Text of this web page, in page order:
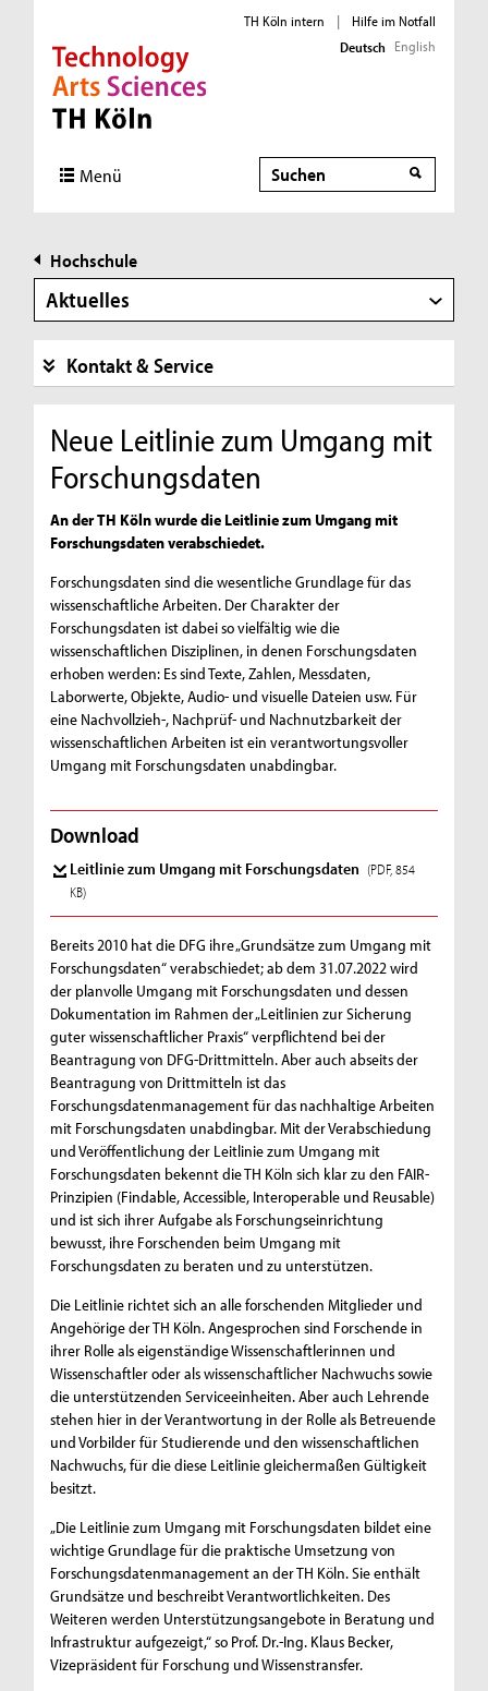
Direkt zur Hauptnavigation
Direkt zur Subnavigation
Direkt zum Inhalt
Direkt zum Fußbereich
TH Köln intern |
Hilfe im Notfall
Deutsch English
Menü Suche
Hochschule
Aktuelles
Kontakt & Service
Neue Leitlinie zum Umgang mit
Forschungsdaten
An der TH Köln wurde die Leitlinie zum Umgang mit
Forschungsdaten verabschiedet.
Forschungsdaten sind die wesentliche Grundlage für das
wissenschaftliche Arbeiten. Der Charakter der
Forschungsdaten ist dabei so vielfältig wie die
wissenschaftlichen Disziplinen, in denen Forschungsdaten
erhoben werden: Es sind Texte, Zahlen, Messdaten,
Laborwerte, Objekte, Audio- und visuelle Dateien usw. Für
eine Nachvollzieh-, Nachprüf- und Nachnutzbarkeit der
wissenschaftlichen Arbeiten ist ein verantwortungsvoller
Umgang mit Forschungsdaten unabdingbar.
Download
Leitlinie zum Umgang mit Forschungsdaten (PDF, 854
KB)
Bereits 2010 hat die DFG ihre „Grundsätze zum Umgang mit
Forschungsdaten“ verabschiedet; ab dem 31.07.2022 wird
der planvolle Umgang mit Forschungsdaten und dessen
Dokumentation im Rahmen der „Leitlinien zur Sicherung
guter wissenschaftlicher Praxis“ verpflichtend bei der
Beantragung von DFG-Drittmitteln. Aber auch abseits der
Beantragung von Drittmitteln ist das
Forschungsdatenmanagement für das nachhaltige Arbeiten
mit Forschungsdaten unabdingbar. Mit der Verabschiedung
und Veröffentlichung der Leitlinie zum Umgang mit
Forschungsdaten bekennt die TH Köln sich klar zu den FAIR-
Prinzipien (Findable, Accessible, Interoperable und Reusable)
und ist sich ihrer Aufgabe als Forschungseinrichtung
bewusst, ihre Forschenden beim Umgang mit
Forschungsdaten zu beraten und zu unterstützen.
Die Leitlinie richtet sich an alle forschenden Mitglieder und
Angehörige der TH Köln. Angesprochen sind Forschende in
ihrer Rolle als eigenständige Wissenschaftlerinnen und
Wissenschaftler oder als wissenschaftlicher Nachwuchs sowie
die unterstützenden Serviceeinheiten. Aber auch Lehrende
stehen hier in der Verantwortung in der Rolle als Betreuende
und Vorbilder für Studierende und den wissenschaftlichen
Nachwuchs, für die diese Leitlinie gleichermaßen Gültigkeit
besitzt.
„Die Leitlinie zum Umgang mit Forschungsdaten bildet eine
wichtige Grundlage für die praktische Umsetzung von
Forschungsdatenmanagement an der TH Köln. Sie enthält
Grundsätze und beschreibt Verantwortlichkeiten. Des
Weiteren werden Unterstützungsangebote in Beratung und
Infrastruktur aufgezeigt,“ so Prof. Dr.-Ing. Klaus Becker,
Vizepräsident für Forschung und Wissenstransfer.